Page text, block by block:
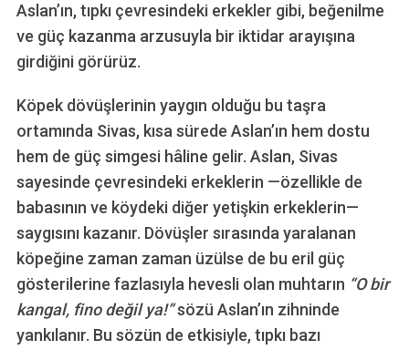
Aslan’ın, tıpkı çevresindeki erkekler gibi, beğenilme
ve güç kazanma arzusuyla bir iktidar arayışına
girdiğini görürüz.
Köpek dövüşlerinin yaygın olduğu bu taşra
ortamında Sivas, kısa sürede Aslan’ın hem dostu
hem de güç simgesi hâline gelir. Aslan, Sivas
sayesinde çevresindeki erkeklerin —özellikle de
babasının ve köydeki diğer yetişkin erkeklerin—
saygısını kazanır. Dövüşler sırasında yaralanan
köpeğine zaman zaman üzülse de bu eril güç
gösterilerine fazlasıyla hevesli olan muhtarın “O bir
kangal, fino değil ya!”sözü Aslan’ın zihninde
yankılanır. Bu sözün de etkisiyle, tıpkı bazı